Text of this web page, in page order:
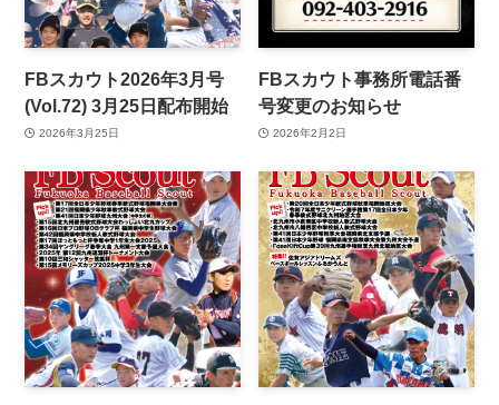
FBスカウト2026年3月号
(Vol.72) 3月25日配布開始
2026年3月25日
FBスカウト事務所電話番
号変更のお知らせ
2026年2月2日